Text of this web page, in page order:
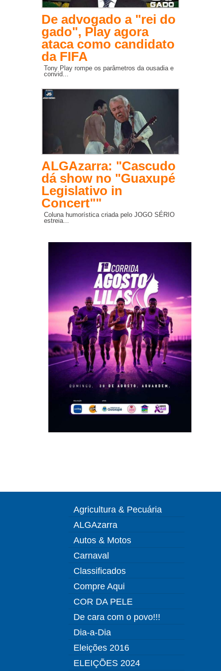
De advogado a "rei do
gado", Play agora
ataca como candidato
da FIFA
Tony Play rompe os parâmetros da ousadia e
convid...
ALGAzarra: "Cascudo
dá show no "Guaxupé
Legislativo in
Concert""
Coluna humorística criada pelo JOGO SÉRIO
estreia...
Agricultura & Pecuária
ALGAzarra
Autos & Motos
Carnaval
Classificados
Compre Aqui
COR DA PELE
De cara com o povo!!!
Dia-a-Dia
Eleições 2016
ELEIÇÕES 2024